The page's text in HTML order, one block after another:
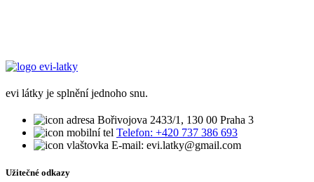
evi látky je splnění jednoho snu.
Bořivojova 2433/1, 130 00 Praha 3
Telefon: +420 737 386 693
E-mail: evi.latky@gmail.com
Užitečné odkazy